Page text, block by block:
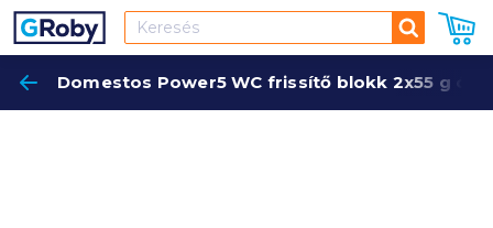
Keresés
Domestos Power5 WC frissítő blokk 2x55 g